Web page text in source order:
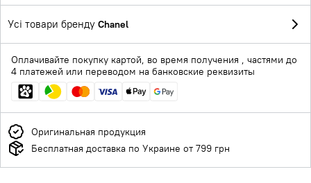
Усі товари бренду Chanel
Оплачивайте покупку картой, во время получения , частями до
4 платежей или переводом на банковские реквизиты
Оригинальная продукция
Бесплатная доставка по Украине от 799 грн